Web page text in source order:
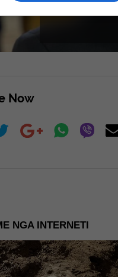
Now
NGA INTERNETI